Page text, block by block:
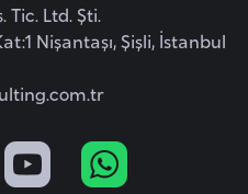
Tic. Ltd. Şti.
Nişantaşı, Şişli, İstanbul